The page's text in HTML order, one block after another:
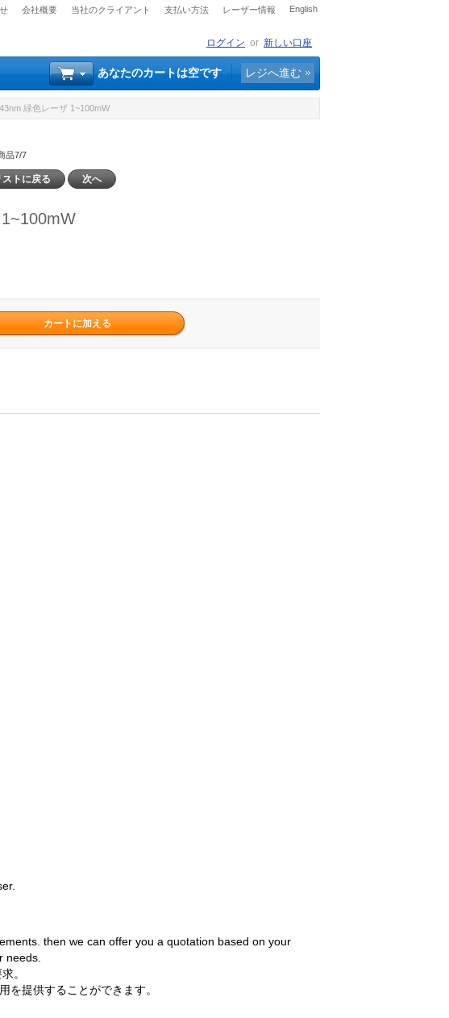
会社概要 当社のクライアント 支払い方法 レーザー情報 English
ログイン or 新しい口座
あなたのカートは空です レジへ進む
緑色レーザ 1~100mW
品7/7
ストに戻る 次へ
then we can offer you a quotation based on your
needs.
。
を提供することができます。